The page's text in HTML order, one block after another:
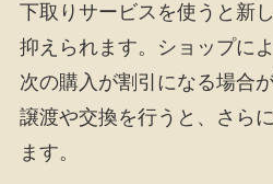
下取りサービスを使うと新
抑えられます。ショップに
次の購入が割引になる場合
譲渡や交換を行うと、さら
ます。